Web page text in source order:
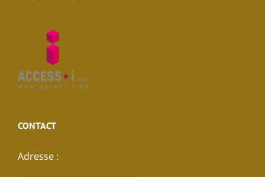
CONTACT
Adresse :